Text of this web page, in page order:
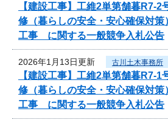
【建設工事】工維2単第舗暮
修（暮らしの安全・安心確保対策
工事 に関する一般競争入札公告
2026年1月13日更新 古川土木事務所
【建設工事】工維2単第舗暮
修（暮らしの安全・安心確保対策
工事 に関する一般競争入札公告